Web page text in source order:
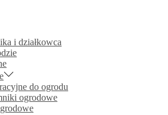
i działkowca
do ogrodu
ogrodowe